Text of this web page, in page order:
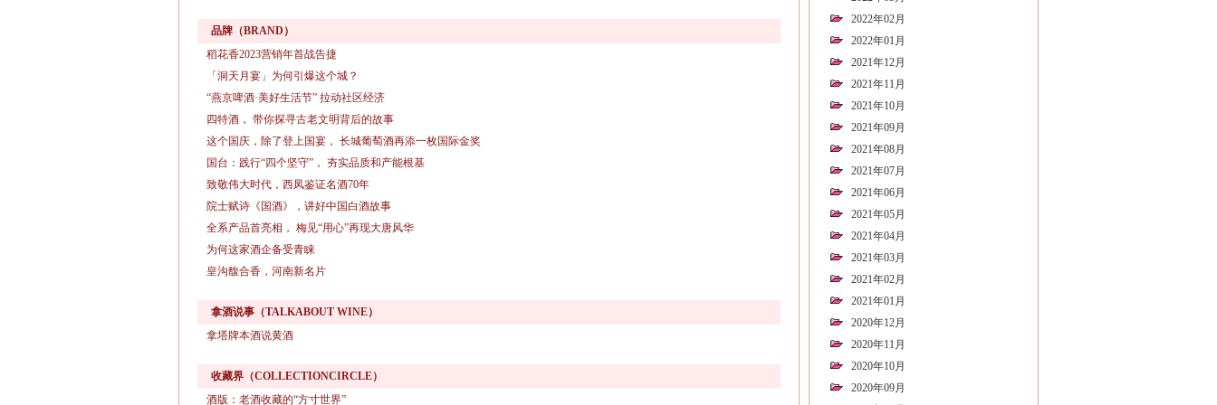
品牌（BRAND）
稻花香2023营销年首战告捷
「洞天月宴」为何引爆这个城？
“燕京啤酒·美好生活节” 拉动社区经济
四特酒， 带你探寻古老文明背后的故事
这个国庆，除了登上国宴， 长城葡萄酒再添一枚国际金奖
国台：践行“四个坚守”， 夯实品质和产能根基
致敬伟大时代，西凤鉴证名酒70年
院士赋诗《国酒》，讲好中国白酒故事
全系产品首亮相， 梅见“用心”再现大唐风华
为何这家酒企备受青睐
皇沟馥合香，河南新名片
拿酒说事（TALKABOUT WINE）
拿塔牌本酒说黄酒
收藏界（COLLECTIONCIRCLE）
酒版：老酒收藏的“方寸世界”
2022年02月
2022年01月
2021年12月
2021年11月
2021年10月
2021年09月
2021年08月
2021年07月
2021年06月
2021年05月
2021年04月
2021年03月
2021年02月
2021年01月
2020年12月
2020年11月
2020年10月
2020年09月